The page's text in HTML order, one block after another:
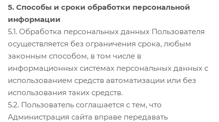
5. Способы и сроки обработки персональной
информации
5.1. Обработка персональных данных Пользователя
осуществляется без ограничения срока, любым
законным способом, в том числе в
информационных системах персональных данных с
использованием средств автоматизации или без
использования таких средств.
5.2. Пользователь соглашается с тем, что
Администрация сайта вправе передавать